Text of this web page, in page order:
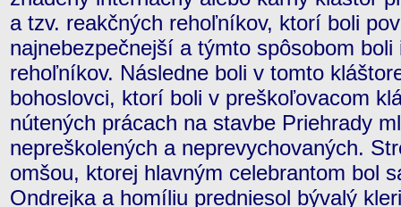
a tzv. reakčných rehoľníkov, ktorí boli
najnebezpečnejší a týmto spôsobom
rehoľníkov. Následne boli v tomto
bohoslovci, ktorí boli v preškoľovacom
nútených prácach na stavbe Priehrady
nepreškolených a neprevychovaných.
omšou, ktorej hlavným celebrantom bol
Ondrejka a homíliu predniesol bývalý